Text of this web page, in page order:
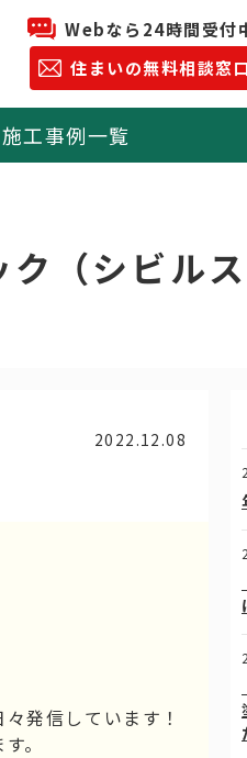
Webなら24時間受付
住まいの無料相談窓口
施工事例一覧
（シビルス
2022.12.08
発信しています！
。